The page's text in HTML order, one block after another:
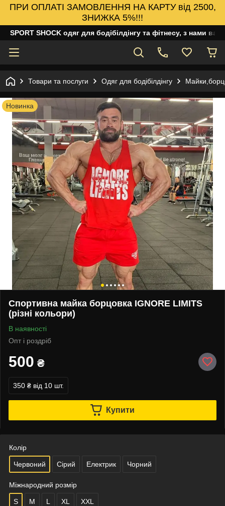
ПРИ ОПЛАТІ ЗАМОВЛЕННЯ НА КАРТУ від 2500,
ЗНИЖКА 5%!!!
SPORT SHOCK одяг для бодібілдінгу та фітнесу, з нами
Товари та послуги Одяг для бодібілдінгу
Новинка
Спортивна майка борцовка IGNORE LIMITS
(різні кольори)
В наявності
Опт і роздріб
500 ₴
350 ₴ від 10 шт.
Купити
Колір
Червоний Сірий Електрик Чорний
Міжнародний розмір
S M L XL XXL